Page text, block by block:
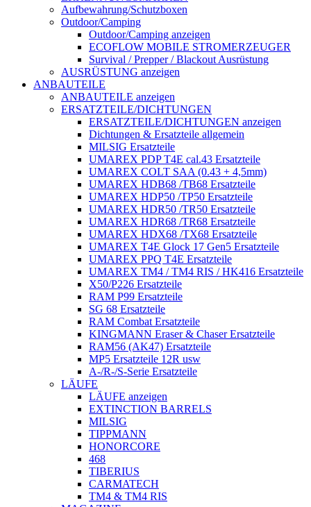
Aufbewahrung/Schutzboxen
Outdoor/Camping
Outdoor/Camping anzeigen
ECOFLOW MOBILE STROMERZEUGER
Survival / Prepper / Blackout Ausrüstung
AUSRÜSTUNG anzeigen
ANBAUTEILE
ANBAUTEILE anzeigen
ERSATZTEILE/DICHTUNGEN
ERSATZTEILE/DICHTUNGEN anzeigen
Dichtungen & Ersatzteile allgemein
MILSIG Ersatzteile
UMAREX PDP T4E cal.43 Ersatzteile
UMAREX COLT SAA (0.43 + 4,5mm)
UMAREX HDB68 /TB68 Ersatzteile
UMAREX HDP50 /TP50 Ersatzteile
UMAREX HDR50 /TR50 Ersatzteile
UMAREX HDR68 /TR68 Ersatzteile
UMAREX HDX68 /TX68 Ersatzteile
UMAREX T4E Glock 17 Gen5 Ersatzteile
UMAREX PPQ T4E Ersatzteile
UMAREX TM4 / TM4 RIS / HK416 Ersatzteile
X50/P226 Ersatzteile
RAM P99 Ersatzteile
SG 68 Ersatzteile
RAM Combat Ersatzteile
KINGMANN Eraser & Chaser Ersatzteile
RAM56 (AK47) Ersatzteile
MP5 Ersatzteile 12R usw
A-/R-/S-Serie Ersatzteile
LÄUFE
LÄUFE anzeigen
EXTINCTION BARRELS
MILSIG
TIPPMANN
HONORCORE
468
TIBERIUS
CARMATECH
TM4 & TM4 RIS